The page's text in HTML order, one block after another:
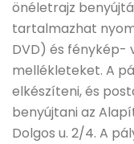
önéletrajz
tartalmazhat
DVD) és fénykép-
mellékleteket. A
elkészíteni, és
benyújtani az
Dolgos u. 2/4. A